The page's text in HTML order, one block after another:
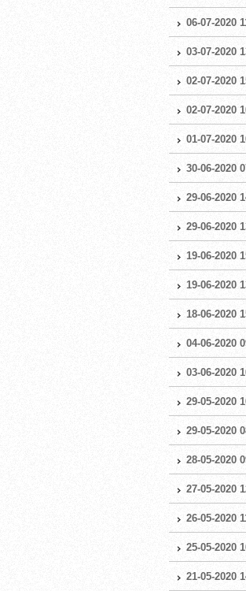
06-07-2020
03-07-2020
02-07-2020
02-07-2020
01-07-2020
30-06-2020
29-06-2020
29-06-2020
19-06-2020
19-06-2020
18-06-2020
04-06-2020
03-06-2020
29-05-2020
29-05-2020
28-05-2020
27-05-2020
26-05-2020
25-05-2020
21-05-2020